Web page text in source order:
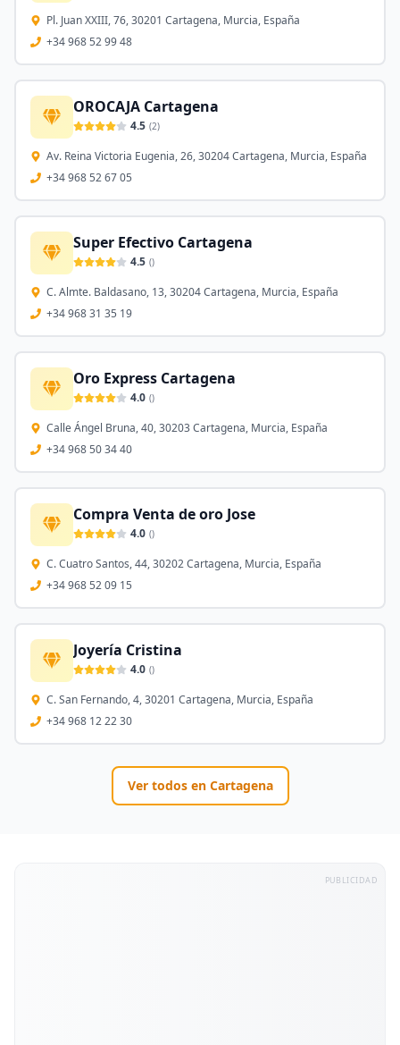
Pl. Juan XXIII, 76, 30201 Cartagena, Murcia, España
+34 968 52 99 48
OROCAJA Cartagena
4.5 (2)
Av. Reina Victoria Eugenia, 26, 30204 Cartagena, Murcia, España
+34 968 52 67 05
Super Efectivo Cartagena
4.5 ()
C. Almte. Baldasano, 13, 30204 Cartagena, Murcia, España
+34 968 31 35 19
Oro Express Cartagena
4.0 ()
Calle Ángel Bruna, 40, 30203 Cartagena, Murcia, España
+34 968 50 34 40
Compra Venta de oro Jose
4.0 ()
C. Cuatro Santos, 44, 30202 Cartagena, Murcia, España
+34 968 52 09 15
Joyería Cristina
4.0 ()
C. San Fernando, 4, 30201 Cartagena, Murcia, España
+34 968 12 22 30
Ver todos en Cartagena
PUBLICIDAD